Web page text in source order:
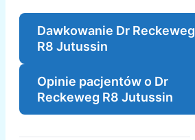
Dawkowanie Dr Reckeweg
R8 Jutussin
Opinie pacjentów o Dr
Reckeweg R8 Jutussin